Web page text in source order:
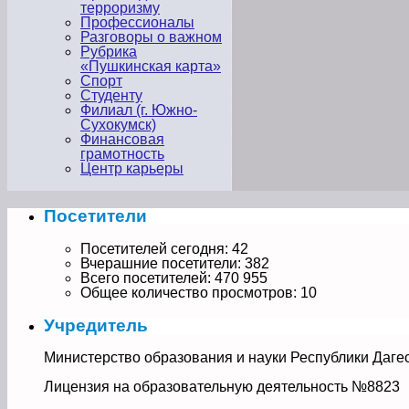
терроризму
Профессионалы
Разговоры о важном
Рубрика
«Пушкинская карта»
Спорт
Студенту
Филиал (г. Южно-
Сухокумск)
Финансовая
грамотность
Центр карьеры
Посетители
Посетителей сегодня: 42
Вчерашние посетители: 382
Всего посетителей: 470 955
Общее количество просмотров: 10
Учредитель
Министерство образования и науки Республики
Лицензия на образовательную деятельность №8823